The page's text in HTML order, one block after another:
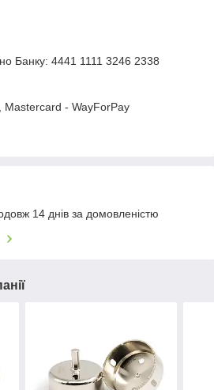
Банку: 4441 1111 3246 2338
- WayForPay
14 днів за домовленістю